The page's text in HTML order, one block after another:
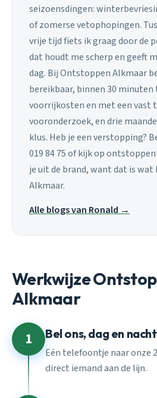
seizoensdingen:
of zomerse vetophopingen.
vrije tijd fiets ik graag door de
dat houdt me scherp en geeft
dag. Bij Ontstoppen Alkmaar
bereikbaar, binnen 30
voorrijkosten en met een vast
vooronderzoek, en drie
klus. Heb je een verstopping?
019 84 75 of kijk op
je uit de brand, want dat is wat
Alkmaar.
Alle blogs van Ronald →
Werkwijze
Alkmaar
1 Bel ons, dag en nacht
Eén telefoontje naar onze
direct iemand aan de lijn.